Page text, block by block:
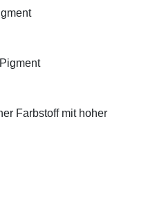
Farbstoff mit hoher